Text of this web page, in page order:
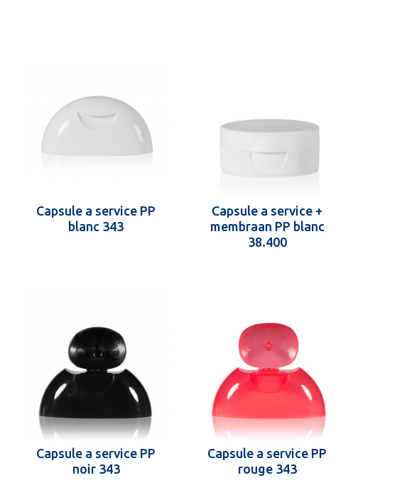
Capsule a service PP
blanc 343
Capsule a service +
membraan PP blanc
38.400
Capsule a service PP
noir 343
Capsule a service PP
rouge 343